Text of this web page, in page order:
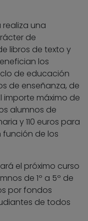
una
de
libros de texto y
los
de educación
de enseñanza, de
importe máximo de
alumnos de
y 110 euros para
función de los
el próximo curso
de 1º a 5º de
por fondos
de todos